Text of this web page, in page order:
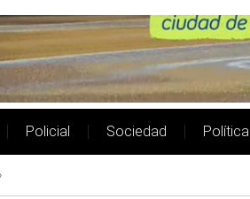
Policial Sociedad Política